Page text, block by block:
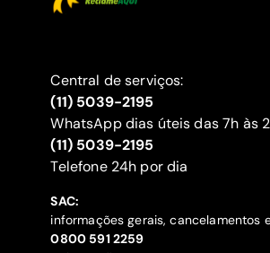
Central de serviços:
(11) 5039-2195
WhatsApp dias úteis das 7h às
(11) 5039-2195
‍Telefone 24h por dia
SAC:
informações gerais, cancelamentos
‍0800 591 2259